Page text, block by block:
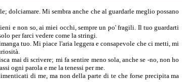
dolciamare. Mi sembra anche che al guardarle meglio possano
e non so, ai miei occhi, sempre un po' fragili. Il tuo guardarti
per farci vedere come la stringi.
tuo. Mi piace l'aria leggera e consapevole che ci metti, mi
mai di scrivere; mi fa sentire meno sola, anche se -no, non ho
ogni parola e me la tenessi per me.
di me, ma non della parte di te che forse precipita ma